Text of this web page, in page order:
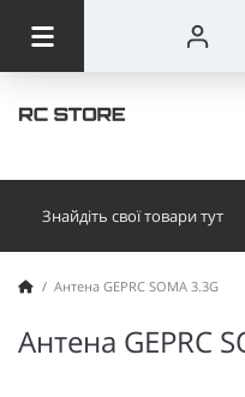
Антена GEPRC SOMA 3.3G
Антена GEPRC